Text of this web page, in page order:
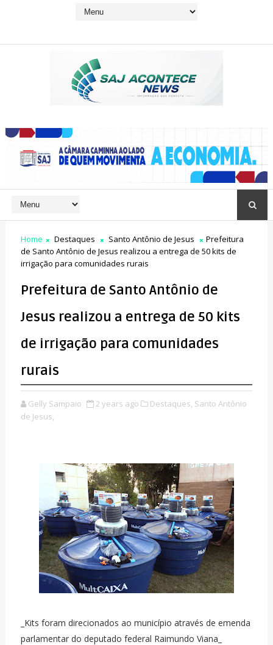
Home Destaques Santo Antônio de Jesus
Prefeitura
de Santo Antônio de Jesus realizou a entrega de 50 kits de
irrigação para comunidades rurais
Prefeitura de Santo Antônio de
Jesus realizou a entrega de 50 kits
de irrigação para comunidades
rurais
Gelly Sampaio 2 years ago Destaques, Santo Antônio
de Jesus,
_Kits foram direcionados ao município através de emenda
parlamentar do deputado federal Raimundo Viana_